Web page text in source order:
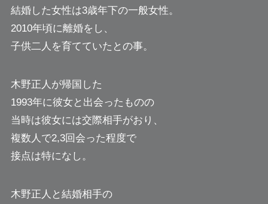
結婚した女性は3歳年下の一般女性。
2010年頃に離婚をし、
子供二人を育てていたとの事。
木野正人が帰国した
1993年に彼女と出会ったものの
当時は彼女には交際相手がおり、
複数人で2,3回会った程度で
接点は特になし。
木野正人と結婚相手の